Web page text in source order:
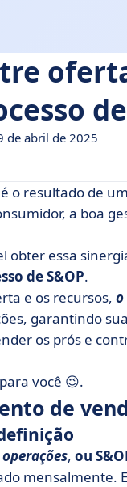
de abril de 2025
vendas e
de
exemplo das
de S&OP
para otimizar seu
palavras
o resultado de
a boa
obter essa
de S&OP.
e os recursos, o
garantindo sua
os prós e
você 😉.
de
, ou
mensalmente.